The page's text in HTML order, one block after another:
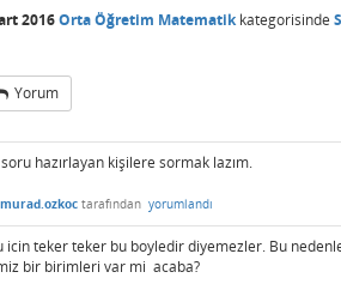
2016Orta Öğretim Matematikkategorisinde
Yorum
hazırlayan kişilere sormak lazım.
murad.ozkoc tarafından yorumlandı
icin teker teker bu boyledir diyemezler. Bu
bir birimleri var mi acaba?